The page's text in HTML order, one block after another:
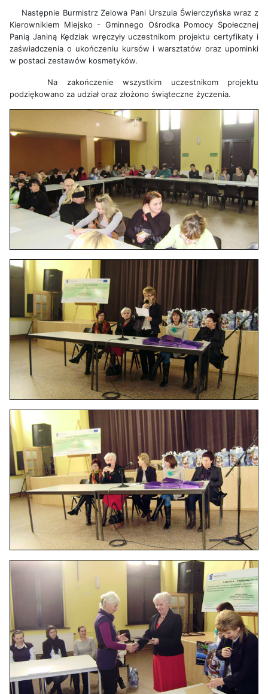
Następnie Burmistrz Zelowa Pani Urszula Świerczyńska wraz z
Kierownikiem Miejsko - Gminnego Ośrodka Pomocy Społecznej
Panią Janiną Kędziak wręczyły uczestnikom projektu certyfikaty i
zaświadczenia o ukończeniu kursów i warsztatów oraz upominki
w postaci zestawów kosmetyków.
Na zakończenie wszystkim uczestnikom projektu
podziękowano za udział oraz złożono świąteczne życzenia.